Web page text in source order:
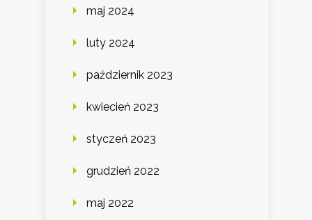
maj 2024
luty 2024
październik 2023
kwiecień 2023
styczeń 2023
grudzień 2022
maj 2022